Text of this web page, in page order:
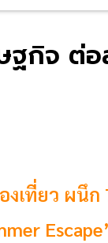
กิจ ต่อ
ที่ยว ผนึก